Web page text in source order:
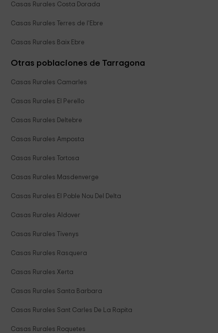
Casas Rurales Costa Dorada
Casas Rurales Terres de l'Ebre
Casas Rurales Baix Ebre
Otras poblaciones de Tarragona
Casas Rurales Camarles
Casas Rurales El Perello
Casas Rurales Deltebre
Casas Rurales Amposta
Casas Rurales Tortosa
Casas Rurales Masdenverge
Casas Rurales El Poble Nou Del Delta
Casas Rurales Aldover
Casas Rurales Tivenys
Casas Rurales Rasquera
Casas Rurales Xerta
Casas Rurales Santa Barbara
Casas Rurales Sant Carles De La Rapita
Casas Rurales Roquetes